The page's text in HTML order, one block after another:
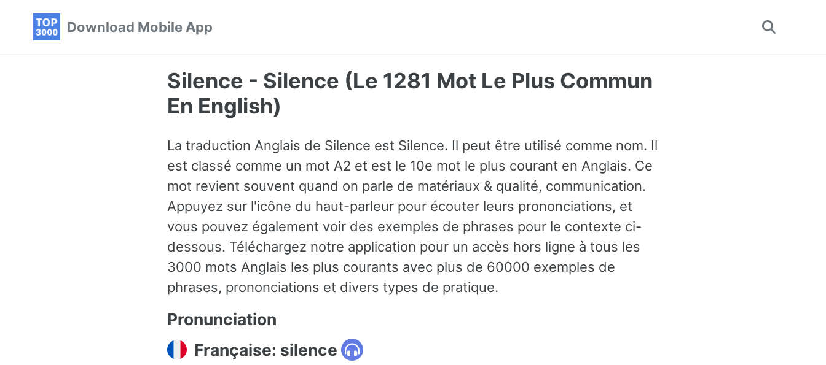
Download Mobile App
Toggle
Silence - Silence (Le 1281 Mot Le Plus Commun
En English)
La traduction Anglais de Silence est Silence. Il peut être utilisé comme nom. Il
est classé comme un mot A2 et est le 10e mot le plus courant en Anglais. Ce
mot revient souvent quand on parle de matériaux & qualité, communication.
Appuyez sur l'icône du haut-parleur pour écouter leurs prononciations, et
vous pouvez également voir des exemples de phrases pour le contexte ci-
dessous. Téléchargez notre application pour un accès hors ligne à tous les
3000 mots Anglais les plus courants avec plus de 60000 exemples de
phrases, prononciations et divers types de pratique.
Pronunciation
Française: silence